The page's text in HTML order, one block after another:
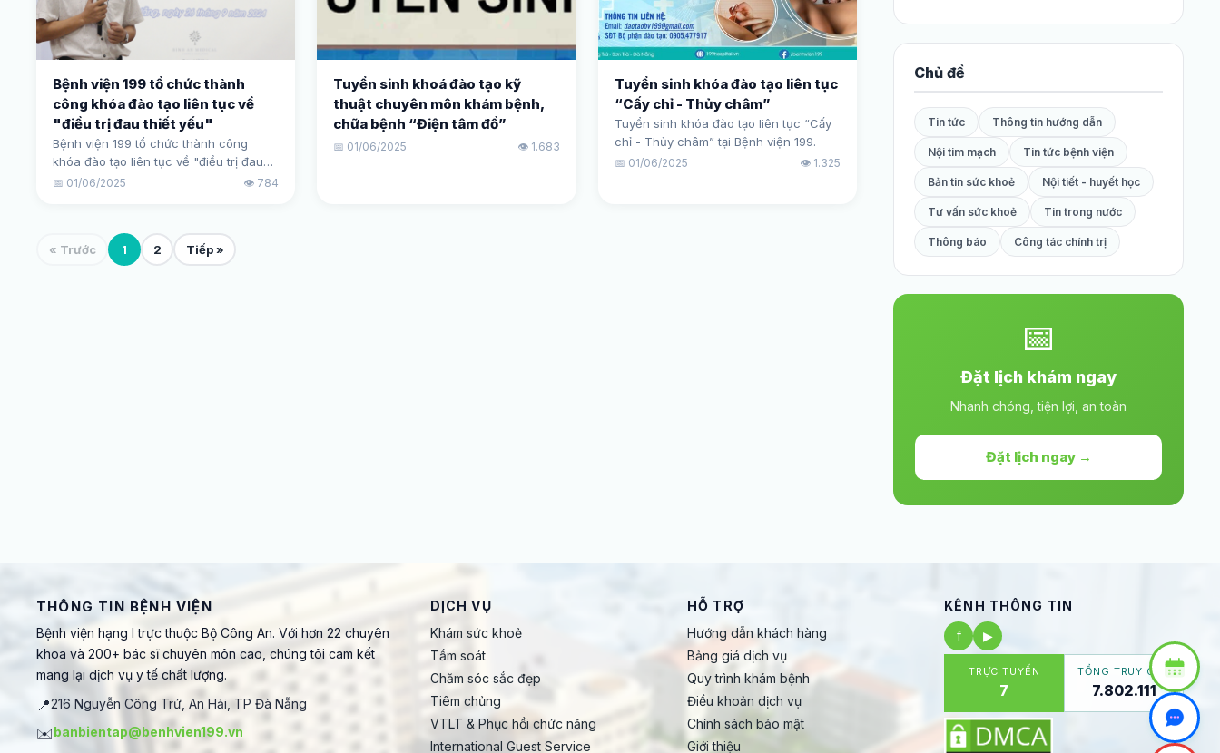
Bệnh viện 199 tổ chức thành
công khóa đào tạo liên tục về
"điều trị đau thiết yếu"
Bệnh viện 199 tổ chức thành công
khóa đào tạo liên tục về "điều trị đau
thiết yếu".
📅 01/06/2025 👁️ 784
Tuyển sinh khoá đào tạo kỹ
thuật chuyên môn khám bệnh,
chữa bệnh “Điện tâm đồ”
📅 01/06/2025 👁️ 1.683
Tuyển sinh khóa đào tạo liên tục
“Cấy chỉ - Thủy châm”
Tuyển sinh khóa đào tạo liên tục “Cấy
chỉ - Thủy châm” tại Bệnh viện 199.
📅 01/06/2025 👁️ 1.325
« Trước 1 2 Tiếp »
Chủ đề
Tin tức Thông tin hướng dẫn
Nội tim mạch Tin tức bệnh viện
Bản tin sức khoẻ Nội tiết - huyết học
Tư vấn sức khoẻ Tin trong nước
Thông báo Công tác chính trị
📅
Đặt lịch khám ngay
Nhanh chóng, tiện lợi, an toàn
Đặt lịch ngay →
THÔNG TIN BỆNH VIỆN
Bệnh viện hạng I trực thuộc Bộ Công An. Với hơn 22 chuyên
khoa và 200+ bác sĩ chuyên môn cao, chúng tôi cam kết
mang lại dịch vụ y tế chất lượng.
📍216 Nguyễn Công Trứ, An Hải, TP Đà Nẵng
✉️banbientap@benhvien199.vn
DỊCH VỤ
Khám sức khoẻ
Tầm soát
Chăm sóc sắc đẹp
Tiêm chủng
VTLT & Phục hồi chức năng
International Guest Service
HỖ TRỢ
Hướng dẫn khách hàng
Bảng giá dịch vụ
Quy trình khám bệnh
Điều khoản dịch vụ
Chính sách bảo mật
Giới thiệu
KÊNH THÔNG TIN
f
▶
TRỰC TUYẾN
7
TỔNG TRUY CẬP
7.802.111